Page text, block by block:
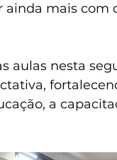
mais com
aulas nesta
a